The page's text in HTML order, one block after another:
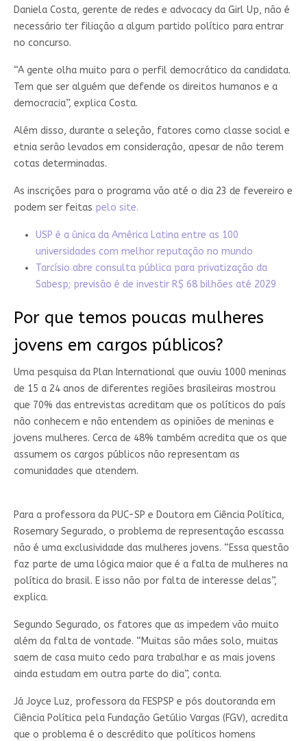
Daniela Costa, gerente de redes e advocacy da Girl Up, não é
necessário ter filiação a algum partido político para entrar
no concurso.
“A gente olha muito para o perfil democrático da candidata.
Tem que ser alguém que defende os direitos humanos e a
democracia”, explica Costa.
Além disso, durante a seleção, fatores como classe social e
etnia serão levados em consideração, apesar de não terem
cotas determinadas.
As inscrições para o programa vão até o dia 23 de fevereiro e
podem ser feitas pelo site.
USP é a única da América Latina entre as 100
universidades com melhor reputação no mundo
Tarcísio abre consulta pública para privatização da
Sabesp; previsão é de investir R$ 68 bilhões até 2029
Por que temos poucas mulheres
jovens em cargos públicos?
Uma pesquisa da Plan International que ouviu 1000 meninas
de 15 a 24 anos de diferentes regiões brasileiras mostrou
que 70% das entrevistas acreditam que os políticos do país
não conhecem e não entendem as opiniões de meninas e
jovens mulheres. Cerca de 48% também acredita que os que
assumem os cargos públicos não representam as
comunidades que atendem.
Para a professora da PUC-SP e Doutora em Ciência Política,
Rosemary Segurado, o problema de representação escassa
não é uma exclusividade das mulheres jovens. “Essa questão
faz parte de uma lógica maior que é a falta de mulheres na
política do brasil. E isso não por falta de interesse delas”,
explica.
Segundo Segurado, os fatores que as impedem vão muito
além da falta de vontade. “Muitas são mães solo, muitas
saem de casa muito cedo para trabalhar e as mais jovens
ainda estudam em outra parte do dia”, conta.
Já Joyce Luz, professora da FESPSP e pós doutoranda em
Ciência Política pela Fundação Getúlio Vargas (FGV), acredita
que o problema é o descrédito que políticos homens